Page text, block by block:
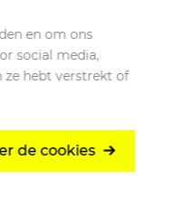
en om ons
social media,
ze hebt verstrekt of
de cookies